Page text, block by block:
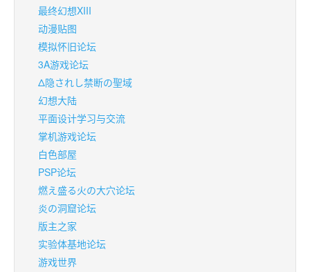
最终幻想XIII
动漫贴图
模拟怀旧论坛
3A游戏论坛
Δ隐されし禁断の聖域
幻想大陆
平面设计学习与交流
掌机游戏论坛
白色部屋
PSP论坛
燃え盛る火の大穴论坛
炎の洞窟论坛
版主之家
实验体基地论坛
游戏世界